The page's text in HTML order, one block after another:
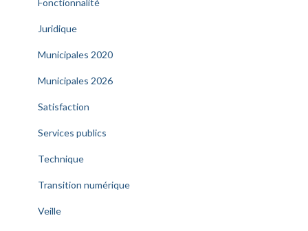
Fonctionnalité
Juridique
Municipales 2020
Municipales 2026
Satisfaction
Services publics
Technique
Transition numérique
Veille